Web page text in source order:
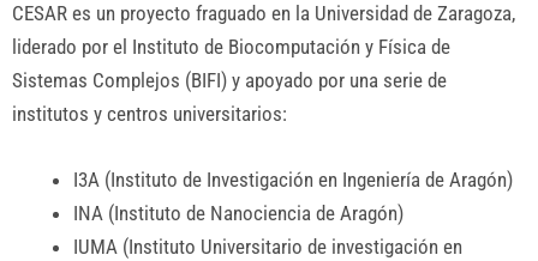
CESAR es un proyecto fraguado en la Universidad de Zaragoza,
liderado por el Instituto de Biocomputación y Física de
Sistemas Complejos (BIFI) y apoyado por una serie de
institutos y centros universitarios:
I3A (Instituto de Investigación en Ingeniería de Aragón)
INA (Instituto de Nanociencia de Aragón)
IUMA (Instituto Universitario de investigación en